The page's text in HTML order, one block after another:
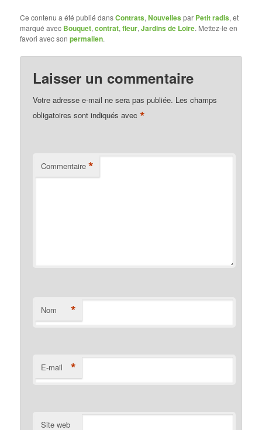
Ce contenu a été publié dansContrats,Nouvellespar Petit radis, et
marqué avec Bouquet,contrat,fleur,Jardins de Loire. Mettez-le en
favori avec sonpermalien.
Laisser un commentaire
Votre adresse e-mail ne sera pas publiée. Les champs
obligatoires sont indiqués avec*
Commentaire *
Nom *
E-mail *
Site web